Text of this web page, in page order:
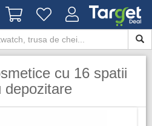
cu 16 spatii
depozitare